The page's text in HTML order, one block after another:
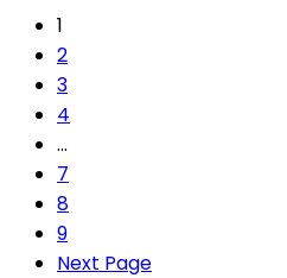
1
2
3
4
…
7
8
9
Next Page